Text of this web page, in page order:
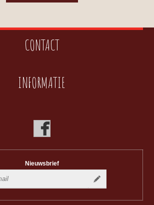
CONTACT
INFORMATIE
Nieuwsbrief